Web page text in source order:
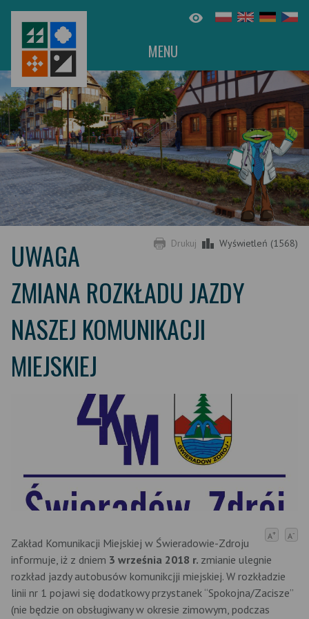
MENU
Drukuj Wyświetleń (1568)
UWAGA
ZMIANA ROZKŁADU JAZDY
NASZEJ KOMUNIKACJI
MIEJSKIEJ
A+ A-
Zakład Komunikacji Miejskiej w Świeradowie-Zdroju
informuje, iż z dniem 3 września 2018 r. zmianie ulegnie
rozkład jazdy autobusów komunikcjji miejskiej. W rozkładzie
linii nr 1 pojawi się dodatkowy przystanek “Spokojna/Zacisze”
(nie będzie on obsługiwany w okresie zimowym, podczas